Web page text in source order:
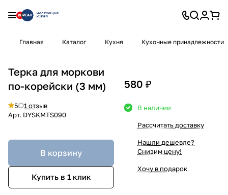
Главная Каталог Кухня Кухонные принадлежности
Терка для моркови
по-корейски (3 мм)
5
1 отзыв
Арт. DYSKMTS090
В корзину
Купить в 1 клик
580 ₽
В наличии
Рассчитать доставку
Нашли дешевле?
Снизим цену!
Хочу в подарок